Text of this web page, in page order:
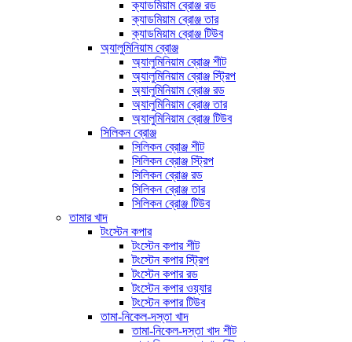
ক্যাডমিয়াম ব্রোঞ্জ রড
ক্যাডমিয়াম ব্রোঞ্জ তার
ক্যাডমিয়াম ব্রোঞ্জ টিউব
অ্যালুমিনিয়াম ব্রোঞ্জ
অ্যালুমিনিয়াম ব্রোঞ্জ শীট
অ্যালুমিনিয়াম ব্রোঞ্জ স্ট্রিপ
অ্যালুমিনিয়াম ব্রোঞ্জ রড
অ্যালুমিনিয়াম ব্রোঞ্জ তার
অ্যালুমিনিয়াম ব্রোঞ্জ টিউব
সিলিকন ব্রোঞ্জ
সিলিকন ব্রোঞ্জ শীট
সিলিকন ব্রোঞ্জ স্ট্রিপ
সিলিকন ব্রোঞ্জ রড
সিলিকন ব্রোঞ্জ তার
সিলিকন ব্রোঞ্জ টিউব
তামার খাদ
টংস্টেন কপার
টংস্টেন কপার শীট
টংস্টেন কপার স্ট্রিপ
টংস্টেন কপার রড
টংস্টেন কপার ওয়্যার
টংস্টেন কপার টিউব
তামা-নিকেল-দস্তা খাদ
তামা-নিকেল-দস্তা খাদ শীট